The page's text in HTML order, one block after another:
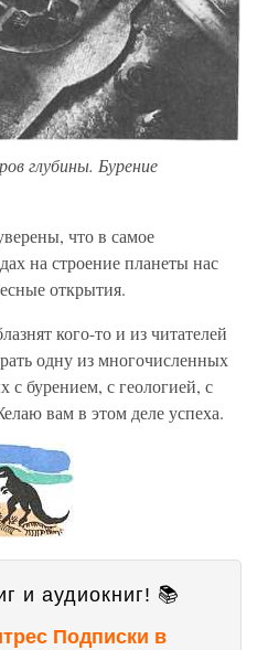
глубины. Бурение
что в самое
на строение планеты нас
открытия.
кого-то и из читателей
одну из многочисленных
с бурением, с геологией, с
вам в этом деле успеха.
и аудиокниг! 📚
Подписки в